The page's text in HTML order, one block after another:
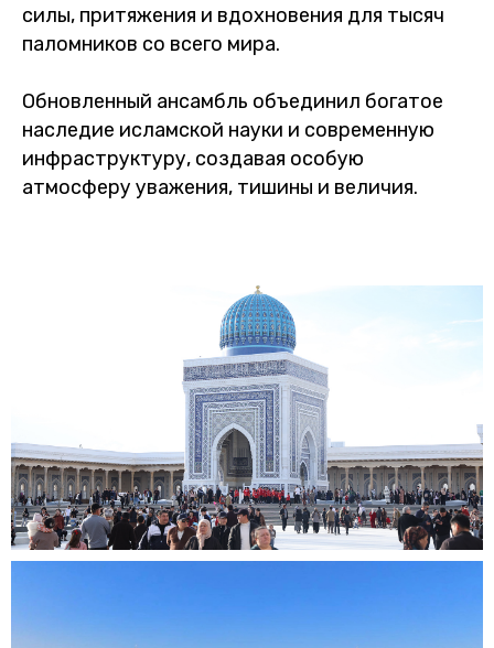
силы, притяжения и вдохновения для тысяч
паломников со всего мира.
Обновленный ансамбль объединил богатое
наследие исламской науки и современную
инфраструктуру, создавая особую
атмосферу уважения, тишины и величия.